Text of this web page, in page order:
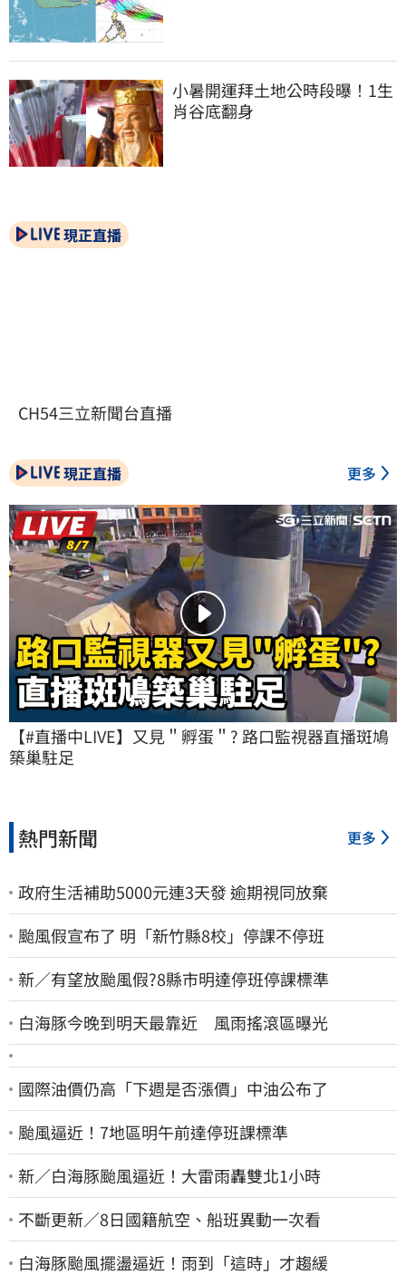
小暑開運拜土地公時段曝！1生
肖谷底翻身
現正直播
CH54三立新聞台直播
現正直播 更多
【#直播中LIVE】又見＂孵蛋＂? 路口監視器直播斑鳩
築巢駐足
熱門新聞 更多
政府生活補助5000元連3天發 逾期視同放棄
颱風假宣布了 明「新竹縣8校」停課不停班
新／有望放颱風假?8縣市明達停班停課標準
白海豚今晚到明天最靠近 風雨搖滾區曝光
國際油價仍高「下週是否漲價」中油公布了
颱風逼近！7地區明午前達停班課標準
新／白海豚颱風逼近！大雷雨轟雙北1小時
不斷更新／8日國籍航空、船班異動一次看
白海豚颱風擺盪逼近！雨到「這時」才趨緩